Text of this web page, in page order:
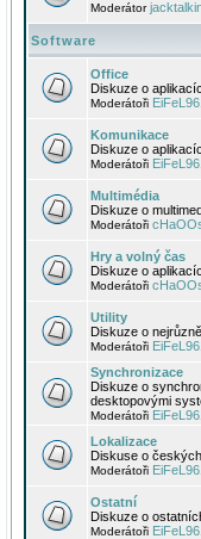
Moderátor
Software
Office
Diskuze o
Moderátoři EiFeL96
Komunikace
Diskuze o
Moderátoři EiFeL96
Multimédia
Diskuze o
Moderátoři
Hry a volný čas
Diskuze o
Moderátoři
Utility
Diskuze o
Moderátoři EiFeL96
Synchronizace
Diskuze o
desktopovými
Moderátoři EiFeL96
Lokalizace
Diskuse o
Moderátoři EiFeL96
Ostatní
Diskuze o
Moderátoři EiFeL96